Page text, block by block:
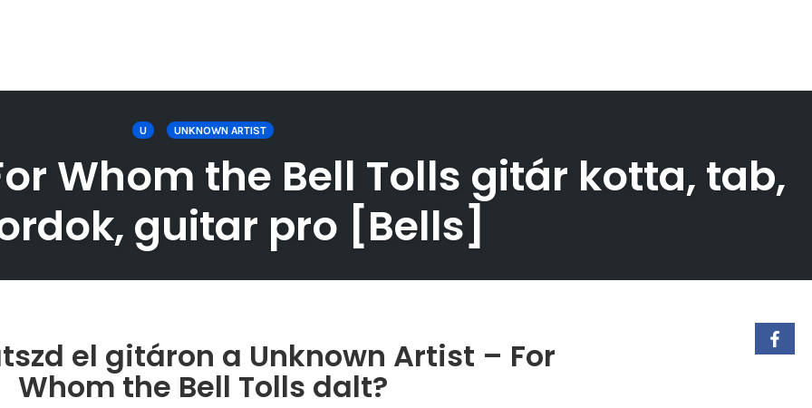
U UNKNOWN ARTIST
Whom the Bell Tolls gitár kotta, tab,
guitar pro [Bells]
el gitáron a Unknown Artist – For
Whom the Bell Tolls dalt?